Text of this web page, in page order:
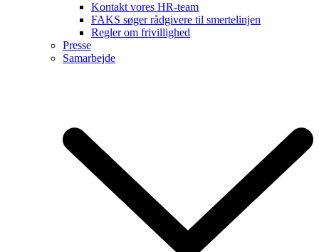
Kontakt vores HR-team
FAKS søger rådgivere til smertelinjen
Regler om frivillighed
Presse
Samarbejde